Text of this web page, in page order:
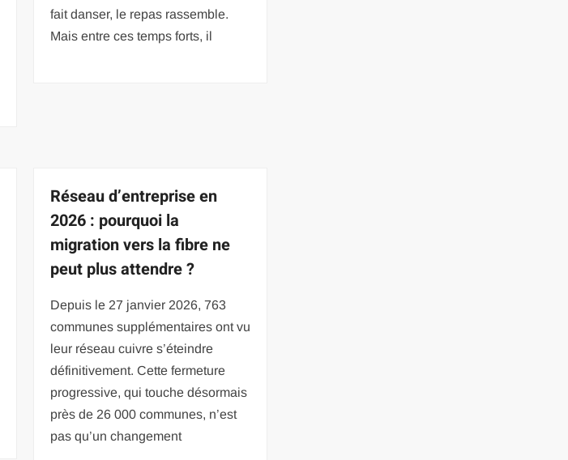
fait danser, le repas rassemble.
Mais entre ces temps forts, il
Réseau d’entreprise en
2026 : pourquoi la
migration vers la fibre ne
peut plus attendre ?
Depuis le 27 janvier 2026, 763
communes supplémentaires ont vu
leur réseau cuivre s’éteindre
définitivement. Cette fermeture
progressive, qui touche désormais
près de 26 000 communes, n’est
pas qu’un changement